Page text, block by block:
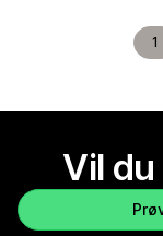
1
Vil du